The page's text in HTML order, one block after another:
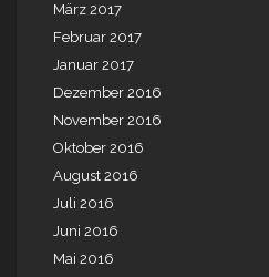
März 2017
Februar 2017
Januar 2017
Dezember 2016
November 2016
Oktober 2016
August 2016
Juli 2016
Juni 2016
Mai 2016